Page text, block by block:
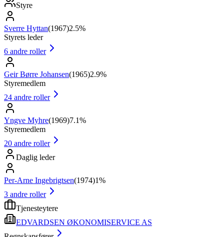
Styre
Sverre Hyttan(1967)2.5%
Styrets leder
6 andre roller
Geir Børre Johansen(1965)2.9%
Styremedlem
24 andre roller
Yngve Myhre(1969)7.1%
Styremedlem
20 andre roller
Daglig leder
Per-Arne Ingebrigtsen(1974)1%
3 andre roller
Tjenesteytere
EDVARDSEN ØKONOMISERVICE AS